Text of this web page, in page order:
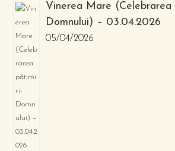
Vinerea Mare (Celebrarea
Domnului) – 03.04.2026
05/04/2026